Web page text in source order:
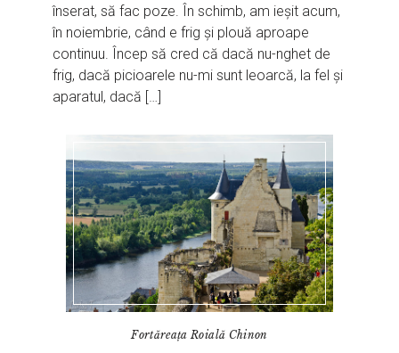
înserat, să fac poze. În schimb, am ieșit acum,
în noiembrie, când e frig și plouă aproape
continuu. Încep să cred că dacă nu-nghet de
frig, dacă picioarele nu-mi sunt leoarcă, la fel și
aparatul, dacă […]
Fortăreața Roială Chinon